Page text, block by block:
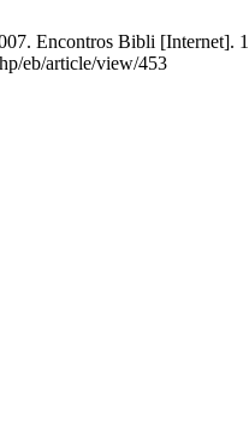
Encontros Bibli [Internet].
eb/article/view/453